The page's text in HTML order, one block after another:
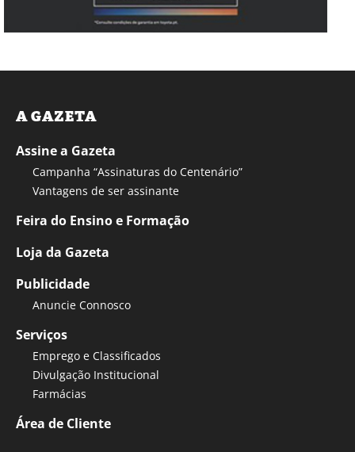
A GAZETA
Assine a Gazeta
Campanha “Assinaturas do Centenário”
Vantagens de ser assinante
Feira do Ensino e Formação
Loja da Gazeta
Publicidade
Anuncie Connosco
Serviços
Emprego e Classificados
Divulgação Institucional
Farmácias
Área de Cliente